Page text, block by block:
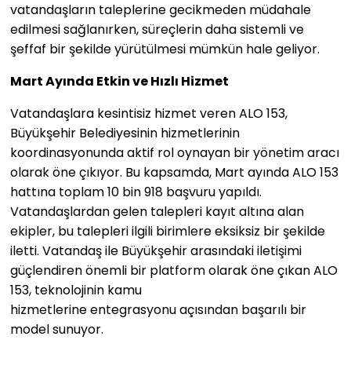
vatandaşların taleplerine gecikmeden müdahale
edilmesi sağlanırken, süreçlerin daha sistemli ve
şeffaf bir şekilde yürütülmesi mümkün hale geliyor.
Mart Ayında Etkin ve Hızlı Hizmet
Vatandaşlara kesintisiz hizmet veren ALO 153,
Büyükşehir Belediyesinin hizmetlerinin
koordinasyonunda aktif rol oynayan bir yönetim aracı
olarak öne çıkıyor. Bu kapsamda, Mart ayında ALO 153
hattına toplam 10 bin 918 başvuru yapıldı.
Vatandaşlardan gelen talepleri kayıt altına alan
ekipler, bu talepleri ilgili birimlere eksiksiz bir şekilde
iletti. Vatandaş ile Büyükşehir arasındaki iletişimi
güçlendiren önemli bir platform olarak öne çıkan ALO
153, teknolojinin kamu
hizmetlerine entegrasyonu açısından başarılı bir
model sunuyor.